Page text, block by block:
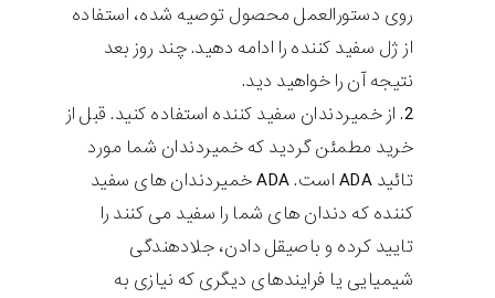
روی دستورالعمل محصول توصیه شده، استفاده
از ژل سفید کننده را ادامه دهید. چند روز بعد
نتیجه آن را خواهید دید.
از خمیردندان سفید کننده استفاده کنید. قبل از
خرید مطمئن گردید که خمیردندان شما مورد
تائید ADA است. ADA خمیردندان های سفید
کننده که دندان های شما را سفید می کنند را
تایید کرده و باصیقل دادن، جلادهندگی
شیمیایی یا فرایندهای دیگری که نیازی به